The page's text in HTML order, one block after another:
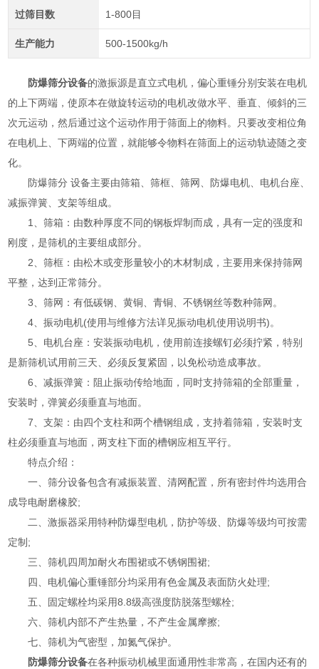
过筛目数 1-800目
生产能力 500-1500kg/h
防爆筛分设备的激振源是直立式电机，偏心重锤分别安装在电机
的上下两端，使原本在做旋转运动的电机改做水平、垂直、倾斜的三
次元运动，然后通过这个运动作用于筛面上的物料。只要改变相位角
在电机上、下两端的位置，就能够令物料在筛面上的运动轨迹随之变
化。
防爆筛分 设备主要由筛箱、筛框、筛网、防爆电机、电机台座、
减振弹簧、支架等组成。
1、筛箱：由数种厚度不同的钢板焊制而成，具有一定的强度和
刚度，是筛机的主要组成部分。
2、筛框：由松木或变形量较小的木材制成，主要用来保持筛网
平整，达到正常筛分。
3、筛网：有低碳钢、黄铜、青铜、不锈钢丝等数种筛网。
4、振动电机(使用与维修方法详见振动电机使用说明书)。
5、电机台座：安装振动电机，使用前连接螺钉必须拧紧，特别
是新筛机试用前三天、必须反复紧固，以免松动造成事故。
6、减振弹簧：阻止振动传给地面，同时支持筛箱的全部重量，
安装时，弹簧必须垂直与地面。
7、支架：由四个支柱和两个槽钢组成，支持着筛箱，安装时支
柱必须垂直与地面，两支柱下面的槽钢应相互平行。
特点介绍：
一、筛分设备包含有减振装置、清网配置，所有密封件均选用合
成导电耐磨橡胶;
二、激振器采用特种防爆型电机，防护等级、防爆等级均可按需
定制;
三、筛机四周加耐火布围裙或不锈钢围裙;
四、电机偏心重锤部分均采用有色金属及表面防火处理;
五、固定螺栓均采用8.8级高强度防脱落型螺栓;
六、筛机内部不产生热量，不产生金属摩擦;
七、筛机为气密型，加氮气保护。
防爆筛分设备在各种振动机械里面通用性非常高，在国内还有的